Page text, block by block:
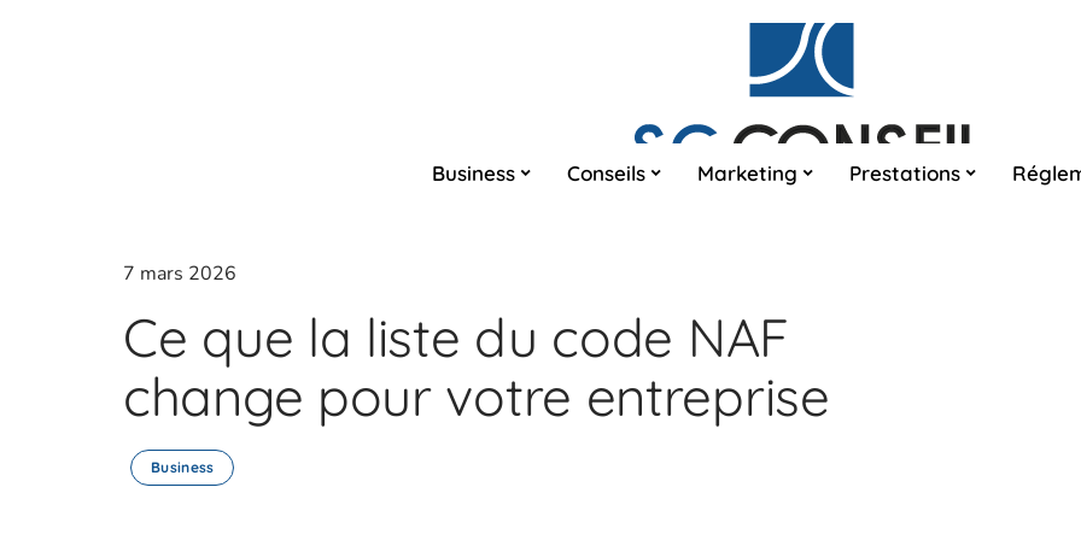
Business Conseils Marketing Prestations
7 mars 2026
Ce que la liste du code NAF
change pour votre entreprise
Business